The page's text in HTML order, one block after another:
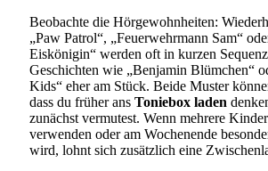
Beobachte die Hörgewohnheiten:
„Paw Patrol“, „Feuerwehrmann Sam“
Eiskönigin“ werden oft in kurzen
Geschichten wie „Benjamin Blümchen“
Kids“ eher am Stück. Beide Muster
dass du früher ans Toniebox laden
zunächst vermutest. Wenn mehrere
verwenden oder am Wochenende
wird, lohnt sich zusätzlich eine